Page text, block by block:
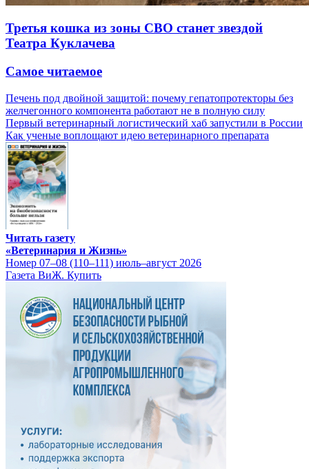
Третья кошка из зоны СВО станет звездой
Театра Куклачева
Самое читаемое
Печень под двойной защитой: почему гепатопротекторы без
желчегонного компонента работают не в полную силу
Первый ветеринарный логистический хаб запустили в России
Как ученые воплощают идею ветеринарного препарата
Читать газету
«Ветеринария и Жизнь»
Номер 07–08 (110–111) июль–август 2026
Газета ВиЖ. Купить